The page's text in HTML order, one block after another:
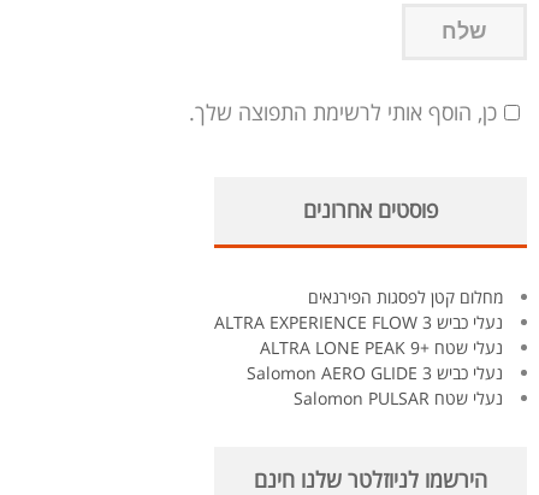
כן, הוסף אותי לרשימת התפוצה שלך.
פוסטים אחרונים
מחלום קטן לפסגות הפירנאים
נעלי כביש ALTRA EXPERIENCE FLOW 3
נעלי שטח +ALTRA LONE PEAK 9
נעלי כביש Salomon AERO GLIDE 3
נעלי שטח Salomon PULSAR
הירשמו לניוזלטר שלנו חינם